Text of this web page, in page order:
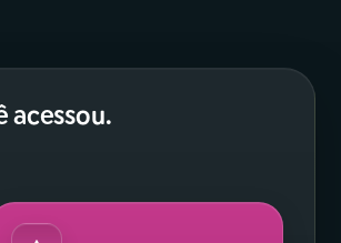
acessou.